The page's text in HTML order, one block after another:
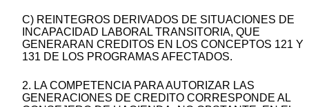
C) REINTEGROS DERIVADOS DE SITUACIONES DE
INCAPACIDAD LABORAL TRANSITORIA, QUE
GENERARAN CREDITOS EN LOS CONCEPTOS 121 Y
131 DE LOS PROGRAMAS AFECTADOS.
2. LA COMPETENCIA PARA AUTORIZAR LAS
GENERACIONES DE CREDITO CORRESPONDE AL